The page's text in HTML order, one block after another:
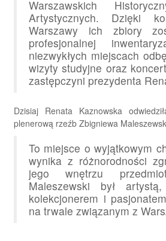
Warszawskich
Artystycznych. Dzięki
Warszawy ich zbiory
profesjonalnej
niezwykłych miejscach
wizyty studyjne oraz
zastępczyni prezydenta
Dzisiaj Renata Kaznowska
plenerową rzeźb Zbigniewa
To miejsce o wyjątkowym
wynika z różnorodności
jego wnętrzu
Maleszewski był artystą,
kolekcjonerem i
na trwale związanym z